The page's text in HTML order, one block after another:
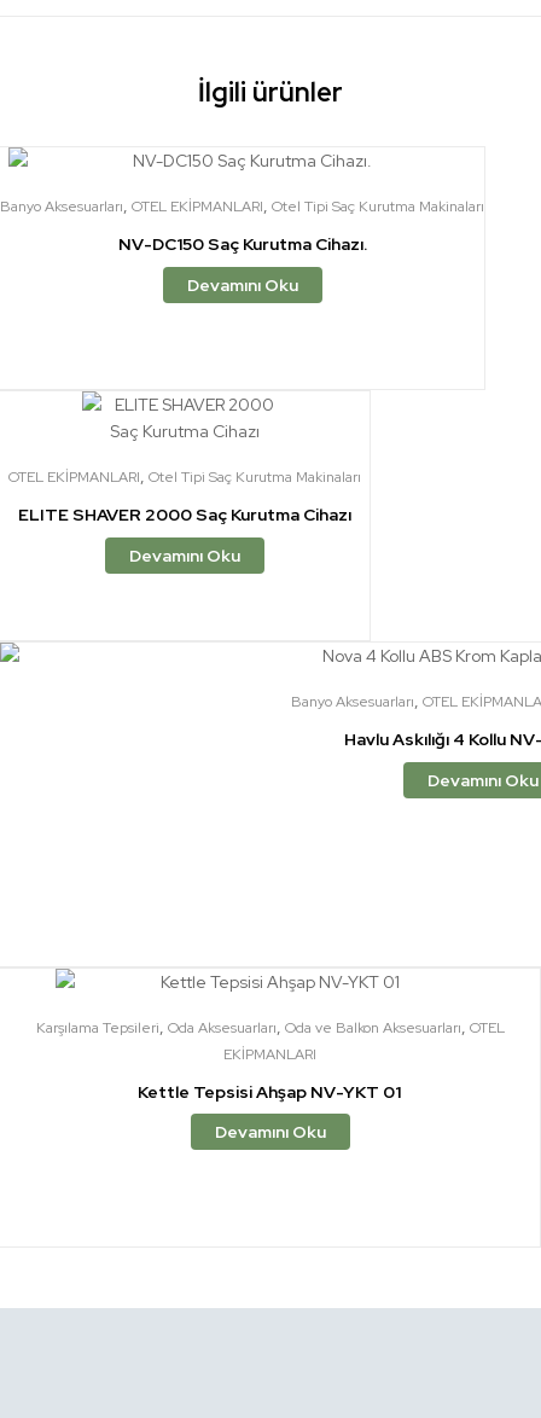
İlgili ürünler
Banyo Aksesuarları, OTEL EKİPMANLARI, Otel Tipi Saç Kurutma Makinaları
NV-DC150 Saç Kurutma Cihazı.
Devamını Oku
OTEL EKİPMANLARI, Otel Tipi Saç Kurutma Makinaları
ELITE SHAVER 2000 Saç Kurutma Cihazı
Devamını Oku
Banyo Aksesuarları, OTEL
Havlu Askılığı 4 Kollu
Devamını Oku
Karşılama Tepsileri, Oda Aksesuarları, Oda ve Balkon Aksesuarları, OTEL
EKİPMANLARI
Kettle Tepsisi Ahşap NV-YKT 01
Devamını Oku